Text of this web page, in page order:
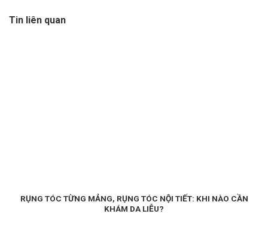
Tin liên quan
RỤNG TÓC TỪNG MẢNG, RỤNG TÓC NỘI TIẾT: KHI NÀO CẦN
KHÁM DA LIỄU?